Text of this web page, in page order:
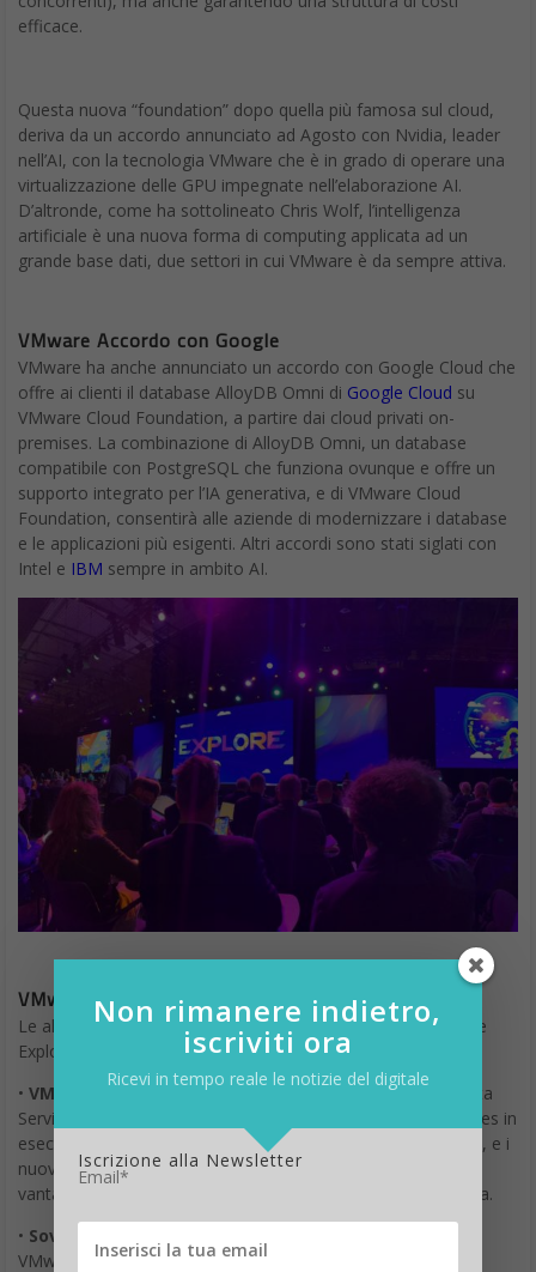
nell’AI, con la tecnologia VMware che è in grado di operare una
virtualizzazione delle GPU impegnate nell’elaborazione AI.
D’altronde, come ha sottolineato Chris Wolf, l’intelligenza
artificiale è una nuova forma di computing applicata ad un
grande base dati, due settori in cui VMware è da sempre attiva.
VMware ha anche annunciato un accordo con Google Cloud che
offre ai clienti il database AlloyDB Omni di
VMware Cloud Foundation, a partire dai cloud privati on-
premises. La combinazione di AlloyDB Omni, un database
compatibile con PostgreSQL che funziona ovunque e offre un
supporto integrato per l’IA generativa, e di VMware Cloud
Foundation, consentirà alle aziende di modernizzare i database
e le applicazioni più esigenti. Altri accordi sono stati siglati con
Intel eIBM sempre in ambito AI.
VMware Explore 2023, le altre novità
Le altre novità in ambito tecnologiche annunciate al VMware
Explore 2023 sono
•VMware Cloud Foundation: l’introduzione di VMware Data
Services Manager, che consente all’IT di gestire i data services in
esecuzione su VMware Cloud in modo coerente e più sicuro, e i
nuovi progressi di VMware Cloud Foundation che offrono
vantaggi per i moderni carichi di lavoro AI/ML e AI generativa.
•Sovereign Cloud:
VMware Sovereign Cloud include ora nuovi servizi per gli
sviluppatori, i dati e la sicurezza, come i servizi dati integrati
Non rimanere indietro,
iscriviti ora
Ricevi in tempo reale le notizie del digitale
Iscrizione alla Newsletter
Email*